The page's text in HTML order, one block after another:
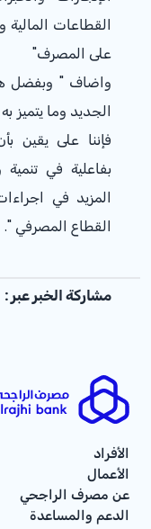
القطاعات المالية
على المصرف"
واضاف " وبفضل
الجديد وما يتميز
فإننا على يقين
بفاعلية في
المزيد في
القطاع المصرفي ".
مشاركة الخبر عبر :
الأفراد
الأعمال
عن مصرف الراجحي
الدعم والمساعدة